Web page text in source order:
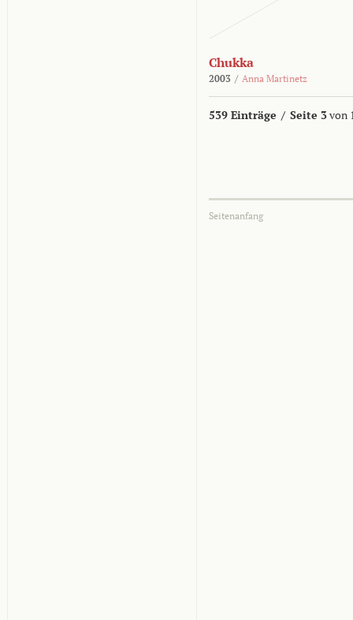
Chukka
2003 / Anna Martinetz
539 Einträge / Seite 3von
Seitenanfang